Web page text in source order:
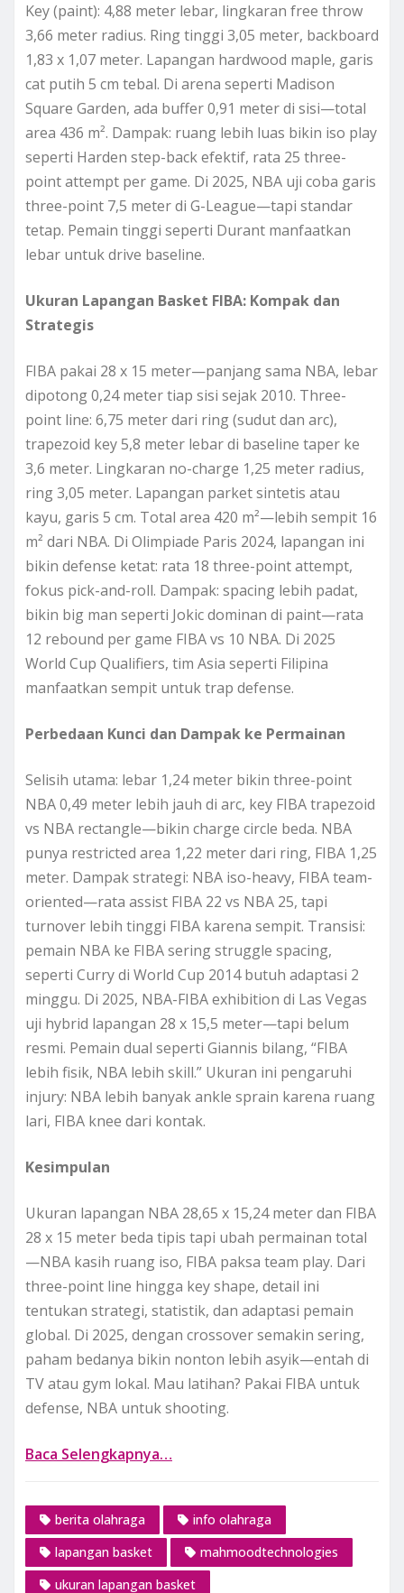
Key (paint): 4,88 meter lebar, lingkaran free throw
3,66 meter radius. Ring tinggi 3,05 meter, backboard
1,83 x 1,07 meter. Lapangan hardwood maple, garis
cat putih 5 cm tebal. Di arena seperti Madison
Square Garden, ada buffer 0,91 meter di sisi—total
area 436 m². Dampak: ruang lebih luas bikin iso play
seperti Harden step-back efektif, rata 25 three-
point attempt per game. Di 2025, NBA uji coba garis
three-point 7,5 meter di G-League—tapi standar
tetap. Pemain tinggi seperti Durant manfaatkan
lebar untuk drive baseline.
Ukuran Lapangan Basket FIBA: Kompak dan
Strategis
FIBA pakai 28 x 15 meter—panjang sama NBA, lebar
dipotong 0,24 meter tiap sisi sejak 2010. Three-
point line: 6,75 meter dari ring (sudut dan arc),
trapezoid key 5,8 meter lebar di baseline taper ke
3,6 meter. Lingkaran no-charge 1,25 meter radius,
ring 3,05 meter. Lapangan parket sintetis atau
kayu, garis 5 cm. Total area 420 m²—lebih sempit 16
m² dari NBA. Di Olimpiade Paris 2024, lapangan ini
bikin defense ketat: rata 18 three-point attempt,
fokus pick-and-roll. Dampak: spacing lebih padat,
bikin big man seperti Jokic dominan di paint—rata
12 rebound per game FIBA vs 10 NBA. Di 2025
World Cup Qualifiers, tim Asia seperti Filipina
manfaatkan sempit untuk trap defense.
Perbedaan Kunci dan Dampak ke Permainan
Selisih utama: lebar 1,24 meter bikin three-point
NBA 0,49 meter lebih jauh di arc, key FIBA trapezoid
vs NBA rectangle—bikin charge circle beda. NBA
punya restricted area 1,22 meter dari ring, FIBA 1,25
meter. Dampak strategi: NBA iso-heavy, FIBA team-
oriented—rata assist FIBA 22 vs NBA 25, tapi
turnover lebih tinggi FIBA karena sempit. Transisi:
pemain NBA ke FIBA sering struggle spacing,
seperti Curry di World Cup 2014 butuh adaptasi 2
minggu. Di 2025, NBA-FIBA exhibition di Las Vegas
uji hybrid lapangan 28 x 15,5 meter—tapi belum
resmi. Pemain dual seperti Giannis bilang, “FIBA
lebih fisik, NBA lebih skill.” Ukuran ini pengaruhi
injury: NBA lebih banyak ankle sprain karena ruang
lari, FIBA knee dari kontak.
Kesimpulan
Ukuran lapangan NBA 28,65 x 15,24 meter dan FIBA
28 x 15 meter beda tipis tapi ubah permainan total
—NBA kasih ruang iso, FIBA paksa team play. Dari
three-point line hingga key shape, detail ini
tentukan strategi, statistik, dan adaptasi pemain
global. Di 2025, dengan crossover semakin sering,
paham bedanya bikin nonton lebih asyik—entah di
TV atau gym lokal. Mau latihan? Pakai FIBA untuk
defense, NBA untuk shooting.
Baca Selengkapnya…
berita olahraga
info olahraga
lapangan basket
mahmoodtechnologies
ukuran lapangan basket